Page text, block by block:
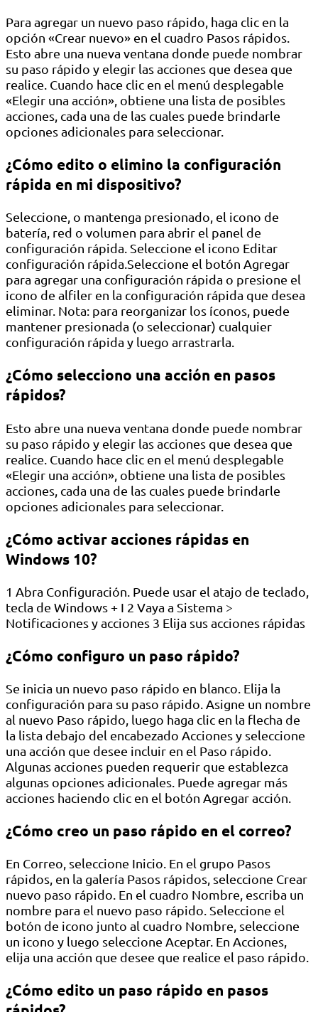
Para agregar un nuevo paso rápido, haga clic en la
opción «Crear nuevo» en el cuadro Pasos rápidos.
Esto abre una nueva ventana donde puede nombrar
su paso rápido y elegir las acciones que desea que
realice. Cuando hace clic en el menú desplegable
«Elegir una acción», obtiene una lista de posibles
acciones, cada una de las cuales puede brindarle
opciones adicionales para seleccionar.
¿Cómo edito o elimino la configuración
rápida en mi dispositivo?
Seleccione, o mantenga presionado, el icono de
batería, red o volumen para abrir el panel de
configuración rápida. Seleccione el icono Editar
configuración rápida.Seleccione el botón Agregar
para agregar una configuración rápida o presione el
icono de alfiler en la configuración rápida que desea
eliminar. Nota: para reorganizar los íconos, puede
mantener presionada (o seleccionar) cualquier
configuración rápida y luego arrastrarla.
¿Cómo selecciono una acción en pasos
rápidos?
Esto abre una nueva ventana donde puede nombrar
su paso rápido y elegir las acciones que desea que
realice. Cuando hace clic en el menú desplegable
«Elegir una acción», obtiene una lista de posibles
acciones, cada una de las cuales puede brindarle
opciones adicionales para seleccionar.
¿Cómo activar acciones rápidas en
Windows 10?
1 Abra Configuración. Puede usar el atajo de teclado,
tecla de Windows + I 2 Vaya a Sistema >
Notificaciones y acciones 3 Elija sus acciones rápidas
¿Cómo configuro un paso rápido?
Se inicia un nuevo paso rápido en blanco. Elija la
configuración para su paso rápido. Asigne un nombre
al nuevo Paso rápido, luego haga clic en la flecha de
la lista debajo del encabezado Acciones y seleccione
una acción que desee incluir en el Paso rápido.
Algunas acciones pueden requerir que establezca
algunas opciones adicionales. Puede agregar más
acciones haciendo clic en el botón Agregar acción.
¿Cómo creo un paso rápido en el correo?
En Correo, seleccione Inicio. En el grupo Pasos
rápidos, en la galería Pasos rápidos, seleccione Crear
nuevo paso rápido. En el cuadro Nombre, escriba un
nombre para el nuevo paso rápido. Seleccione el
botón de icono junto al cuadro Nombre, seleccione
un icono y luego seleccione Aceptar. En Acciones,
elija una acción que desee que realice el paso rápido.
¿Cómo edito un paso rápido en pasos